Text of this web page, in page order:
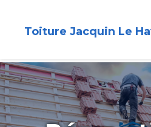
Toiture Jacquin Le